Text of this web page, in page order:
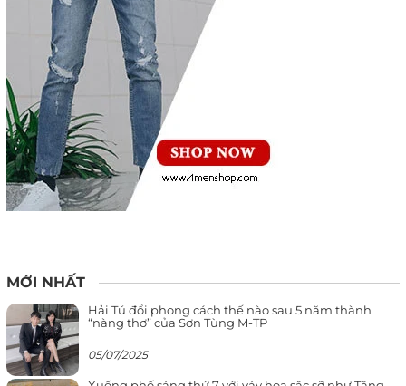
MỚI NHẤT
Hải Tú đổi phong cách thế nào sau 5 năm thành
“nàng thơ” của Sơn Tùng M-TP
05/07/2025